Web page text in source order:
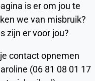
is er om jou te
we van misbruik?
zijn er voor jou?
contact opnemen
(06 81 08 01 17